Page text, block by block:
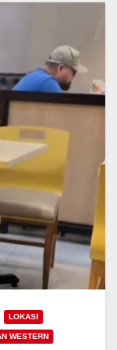
LOKASI
WESTERN